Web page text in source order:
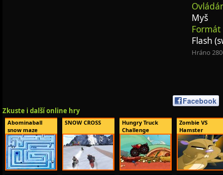
Myš
Flash
Hráno
Facebook
Zkuste i další online hry
Abominaball
snow maze
SNOW CROSS
Hungry Truck
Challenge
Zombie VS
Hamster